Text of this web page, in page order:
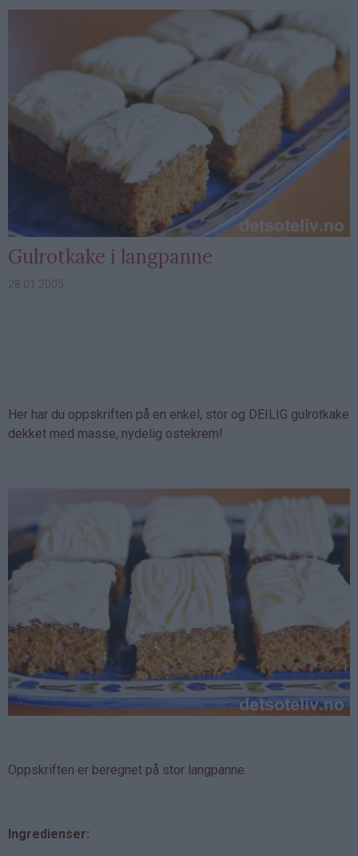
Gulrotkake i langpanne
28.01.2005
Her har du oppskriften på en enkel, stor og DEILIG gulrotkake
dekket med masse, nydelig ostekrem!
Oppskriften er beregnet på stor langpanne.
Ingredienser: